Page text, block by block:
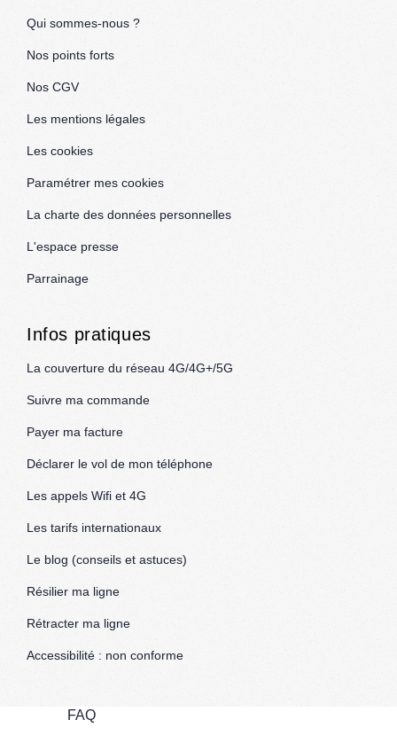
Qui sommes-nous ?
Nos points forts
Nos CGV
Les mentions légales
Les cookies
Paramétrer mes cookies
La charte des données personnelles
L'espace presse
Parrainage
Infos pratiques
La couverture du réseau 4G/4G+/5G
Suivre ma commande
Payer ma facture
Déclarer le vol de mon téléphone
Les appels Wifi et 4G
Les tarifs internationaux
Le blog (conseils et astuces)
Résilier ma ligne
Rétracter ma ligne
Accessibilité : non conforme
FAQ